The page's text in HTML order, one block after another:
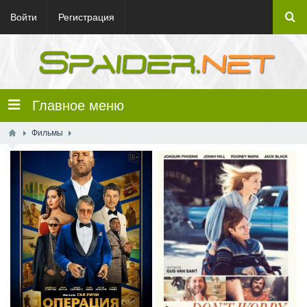
Войти Регистрация
Главное меню
Фильмы